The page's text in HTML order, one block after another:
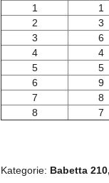
1
1
2
3
3
6
4
4
5
5
6
9
7
8
8
7
Kategorie: Babetta